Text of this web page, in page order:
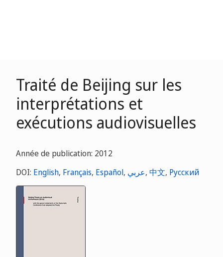
Traité de Beijing sur les
interprétations et
exécutions audiovisuelles
Année de publication: 2012
DOI: English, Français, Español, عربي, 中文, Русский